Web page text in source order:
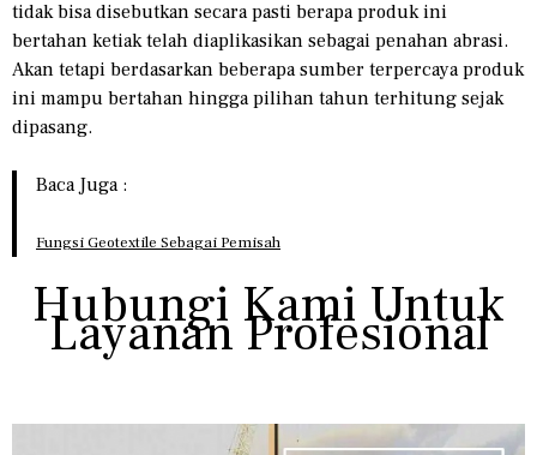
tidak bisa disebutkan secara pasti berapa produk ini
bertahan ketiak telah diaplikasikan sebagai penahan abrasi.
Akan tetapi berdasarkan beberapa sumber terpercaya produk
ini mampu bertahan hingga pilihan tahun terhitung sejak
dipasang.
Baca Juga :
Fungsi Geotextile Sebagai Pemisah
Hubungi Kami Untuk
Layanan Profesional